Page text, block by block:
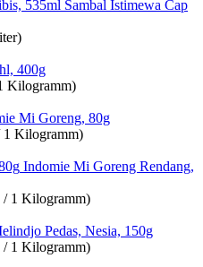
Sambal Istimewa Cap
400g
Kilogramm)
Mi Goreng, 80g
Kilogramm)
Indomie Mi Goreng Rendang,
1 Kilogramm)
Pedas, Nesia, 150g
1 Kilogramm)